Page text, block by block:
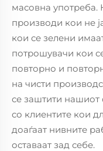
масовна употреба.
производи кои не
кои се зелени
потрошувачи кои
повторно и
на чисти
се заштити нашиот
со клиентите кои
доаѓаат нивните
оставаат зад себе.